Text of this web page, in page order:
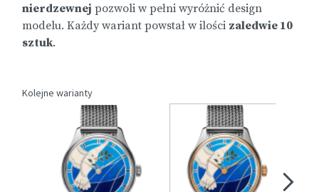
nierdzewnej pozwoli w pełni wyróżnić design
modelu. Każdy wariant powstał w ilości zaledwie 10
sztuk.
Kolejne warianty